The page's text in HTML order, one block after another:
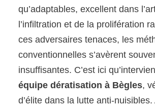
qu’adaptables, excellent dans
l’infiltration et de la prolifération
ces adversaires tenaces, les
conventionnelles s’avèrent
insuffisantes. C’est ici
équipe dératisation à Bègles,
d’élite dans la lutte anti-nuisibles.